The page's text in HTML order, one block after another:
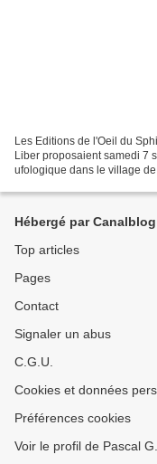
Les Editions de l'Oeil du
Liber proposaient samedi 7
ufologique dans le village
Hébergé par Canalblog
Top articles
Pages
Contact
Signaler un abus
C.G.U.
Cookies et données
Préférences cookies
Voir le profil de Pascal